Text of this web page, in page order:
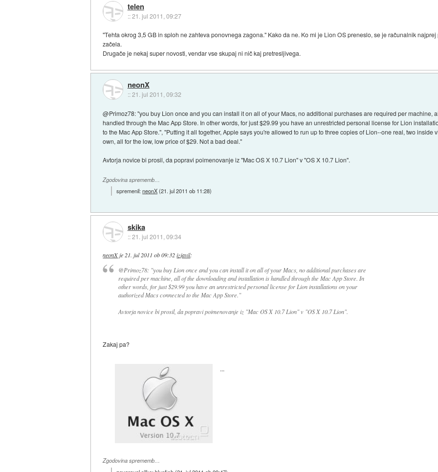
telen
::21. jul 2011, 09:27
"Tehta okrog 3,5 GB in sploh ne zahteva ponovnega zagona." Kako da ne. Ko mi je Lion OS preneslo, se je računalnik
začela.
Drugače je nekaj super novosti, vendar vse skupaj ni nič kaj pretresljivega.
neonX
::21. jul 2011, 09:32
@Primoz78: "you buy Lion once and you can install it on all of your Macs, no additional purchases are required per machine,
handled through the Mac App Store. In other words, for just $29.99 you have an unrestricted personal license for Lion
to the Mac App Store.", "Putting it all together, Apple says you're allowed to run up to three copies of Lion--one real, two inside
own, all for the low, low price of $29. Not a bad deal."
Avtorja novice bi prosil, da popravi poimenovanje iz "Mac OS X 10.7 Lion" v "OS X 10.7 Lion".
Zgodovina sprememb…
spremenil:neonX(21. jul 2011 ob 11:28)
skika
::21. jul 2011, 09:34
neonXje21. jul 2011 ob 09:32 izjavil:
@Primoz78: "you buy Lion once and you can install it on all of your Macs, no additional purchases are
required per machine, all of the downloading and installation is handled through the Mac App Store. In
other words, for just $29.99 you have an unrestricted personal license for Lion installations on your
authorized Macs connected to the Mac App Store."
Avtorja novice bi prosil, da popravi poimenovanje iz "Mac OS X 10.7 Lion" v "OS X 10.7 Lion".
Zakaj pa?
...
Zgodovina sprememb…